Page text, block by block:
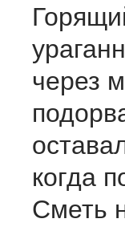
через
когда
Сметь